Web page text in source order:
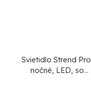
Svietidlo Strend Pro,
nočné, LED, so